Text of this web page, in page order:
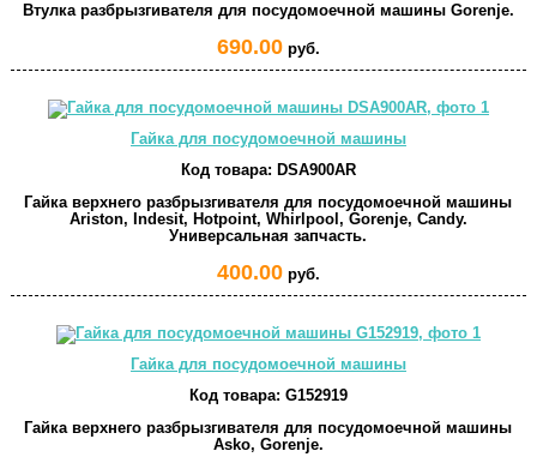
Втулка разбрызгивателя для посудомоечной машины Gorenje.
690.00руб.
Гайка для посудомоечной машины
Код товара: DSA900AR
Гайка верхнего разбрызгивателя для посудомоечной машины
Ariston, Indesit, Hotpoint, Whirlpool, Gorenje, Candy.
Универсальная запчасть.
400.00руб.
Гайка для посудомоечной машины
Код товара: G152919
Гайка верхнего разбрызгивателя для посудомоечной машины
Asko, Gorenje.